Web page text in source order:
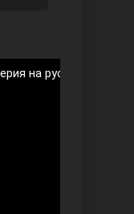
на русском языке